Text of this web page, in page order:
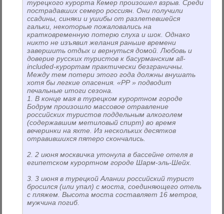
турецкого курорта Кемер произошел взрыв. Среди
пострадавших семеро россиян. Они получили
ссадины, синяки и ушибы от разлетевшейся
гальки, некоторые пожаловались на
кратковременную потерю слуха и шок. Однако
никто не изъявил желания раньше времени
завершить отдых и вернуться домой. Любовь и
доверие русских туристов к басурманским all-
included-курортам практически безграничны.
Между тем потери этого года должны внушать
хотя бы легкие опасения. «РР » подводит
печальные итоги сезона.
1. В конце мая в турецком курортном городе
Бодрум произошло массовое отравление
российских туристов поддельным алкоголем
(содержавшим метиловый спирт) во время
вечеринки на яхте. Из нескольких десятков
отравившихся пятеро скончались.
2. 2 июня москвичка утонула в бассейне отеля в
египетском курортном городе Шарм-эль-Шейх.
3. 3 июня в турецкой Алании российский турист
бросился (или упал) с моста, соединяющего отель
с пляжем. Высота моста составляет 16 метров,
мужчина погиб.